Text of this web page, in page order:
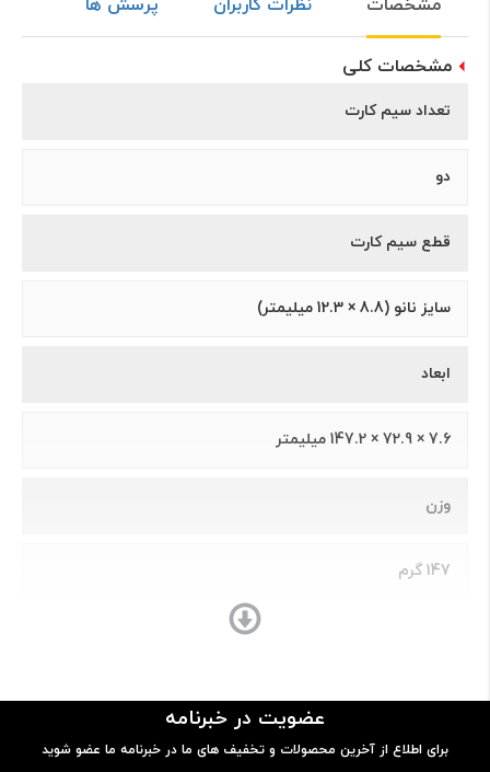
مشخصات نظرات کاربران پرسش ها
مشخصات کلی
تعداد سیم کارت
دو
قطع سیم کارت
سايز نانو (8.8 × 12.3 ميلیمتر)
ابعاد
7.6 × 72.9 × 147.2 ميليمتر
وزن
147 گرم
- پلاستیک
- کاربرد شیار دوم برای سیم‌کارت یا کارت حافظه‌ی جانبی
- مجهز به حس‌گر اثر انگشت
عضویت در خبرنامه
برای اطلاع از آخرین محصولات و تخفیف های ما در خبرنامه ما عضو شوید